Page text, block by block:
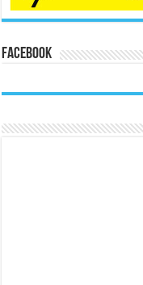
Facebook